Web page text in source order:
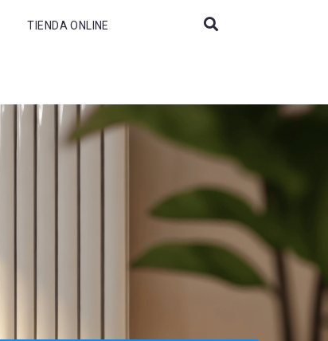
TIENDA ONLINE